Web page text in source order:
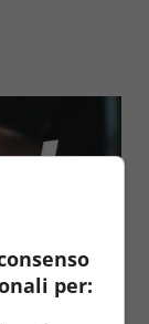
per: